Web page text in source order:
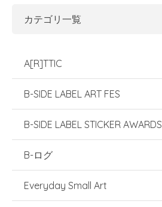
カテゴリ一覧
A[R]TTIC
B-SIDE LABEL ART FES
B-SIDE LABEL STICKER AWARDS
B-ログ
Everyday Small Art